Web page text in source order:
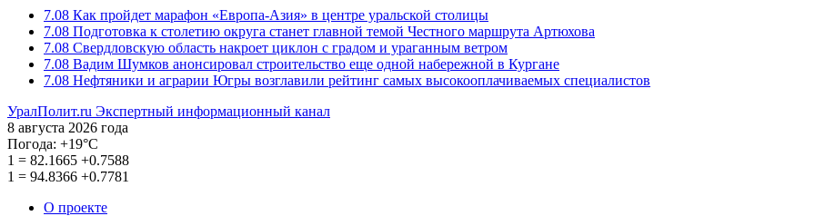
7.08 Как пройдет марафон «Европа-Азия» в центре уральской столицы
7.08 Подготовка к столетию округа станет главной темой Честного маршрута Артюхова
7.08 Свердловскую область накроет циклон с градом и ураганным ветром
7.08 Вадим Шумков анонсировал строительство еще одной набережной в Кургане
7.08 Нефтяники и аграрии Югры возглавили рейтинг самых высокооплачиваемых специалистов
УралПолит.ru Экспертный информационный канал
8 августа 2026 года
Погода: +19°С
1 = 82.1665 +0.7588
1 = 94.8366 +0.7781
О проекте